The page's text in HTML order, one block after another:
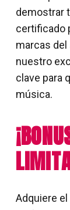
demostrar
certificado
marcas del
nuestro
clave para
música.
Adquiere